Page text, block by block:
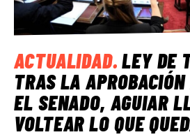
ACTUALIDAD.LEY DE
TRAS LA
EL SENADO, AGUIAR
VOLTEAR LO QUE